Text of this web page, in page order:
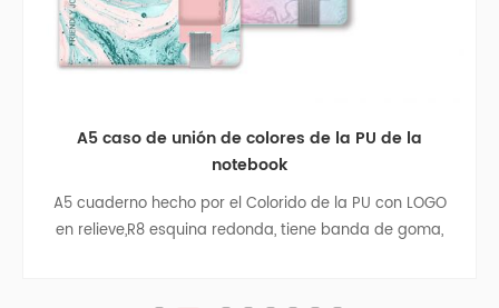
A5 caso de unión de colores de la PU de la
notebook
A5 cuaderno hecho por el Colorido de la PU con LOGO
en relieve,R8 esquina redonda, tiene banda de goma,